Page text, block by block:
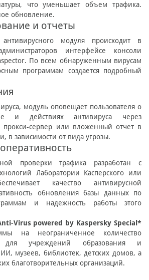
что уменьшает объем трафика.
обновление.
и отчеты
модуля происходит в
интерфейсе консоли
По всем обнаруженным вирусам
программам создается подробный
модуль оповещает пользователя о
и действиях антивируса через
прокси-сервер или вложенный отчет в
в зависимости от вида угрозы.
проверки трафика разработан с
Лаборатории Касперского или
качество антивирусной
обновления базы данных по
и надежность работы этого
Virus powered by Kaspersky Special*
на неограниченное количество
учреждений образования и
музеев, библиотек, детских домов, а
благотворительных организаций.